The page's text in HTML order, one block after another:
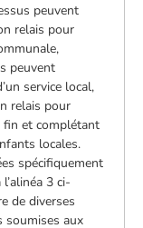
peuvent
relais pour
peuvent
service local,
relais pour
fin et complétant
locales.
spécifiquement
3 ci-
de diverses
soumises aux